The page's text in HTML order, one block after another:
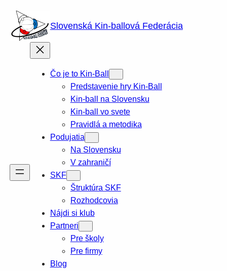
Prejsť
obsah
Slovenská Kin-ballová Federácia
Čo je to Kin-Ball
Predstavenie hry Kin-Ball
Kin-ball na Slovensku
Kin-ball vo svete
Pravidlá a metodika
Podujatia
Na Slovensku
V zahraničí
SKF
Štruktúra SKF
Rozhodcovia
Nájdi si klub
Partneri
Pre školy
Pre firmy
Blog